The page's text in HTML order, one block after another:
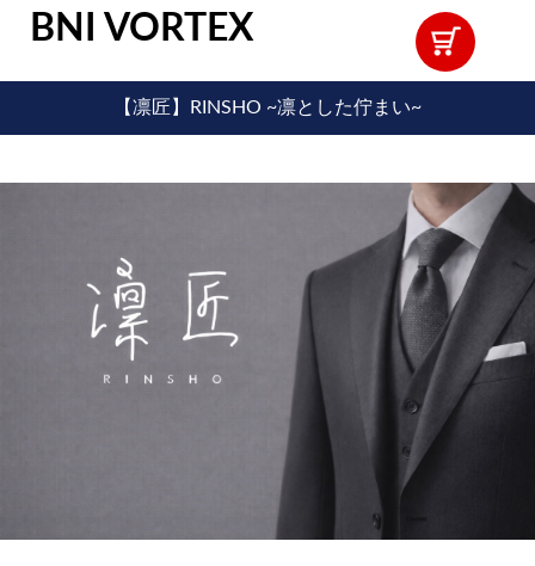
BNI VORTEX
【凛匠】RINSHO ~凛とした佇まい~